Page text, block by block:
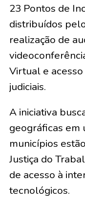
23 Pontos de
distribuídos
realização de
Virtual e
judiciais.
A iniciativa
geográficas em
municípios
Justiça do
de acesso à
tecnológicos.